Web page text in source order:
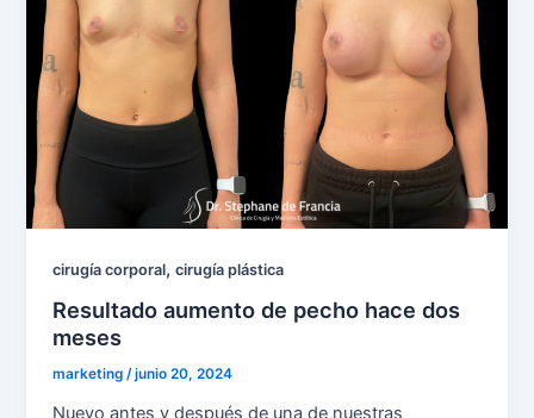
cirugía corporal,cirugía plástica
Resultado aumento de pecho hace dos
meses
marketing/junio 20, 2024
Nuevo antes y después de una de nuestras